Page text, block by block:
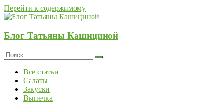
Перейти к содержимому
Блог Татьяны Кашициной
Все статьи
Салаты
Закуски
Выпечка